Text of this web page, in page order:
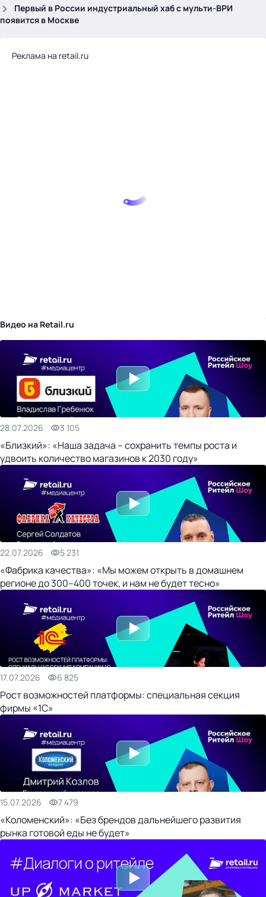
Первый в России индустриальный хаб с мульти-ВРИ
появится в Москве
Реклама на retail.ru
Видео на Retail.ru
28.07.2026 3 105
«Близкий»: «Наша задача – сохранить темпы роста и
удвоить количество магазинов к 2030 году»
22.07.2026 5 231
«Фабрика качества»: «Мы можем открыть в домашнем
регионе до 300–400 точек, и нам не будет тесно»
17.07.2026 6 825
Рост возможностей платформы: специальная секция
фирмы «1С»
15.07.2026 7 479
«Коломенский»: «Без брендов дальнейшего развития
рынка готовой еды не будет»